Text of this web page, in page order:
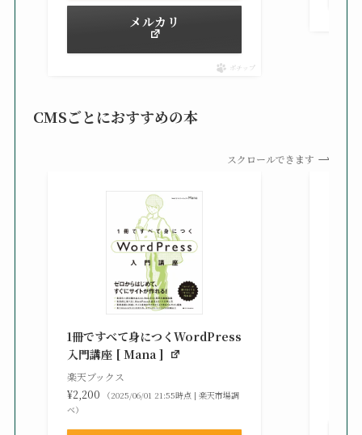
メルカリ
ポチップ
CMSごとにおすすめの本
スクロールできます
1冊ですべて身につくWordPress
入門講座 [ Mana ]
楽天ブックス
¥2,200
（2025/06/01 21:55時点 | 楽天市場調
べ）